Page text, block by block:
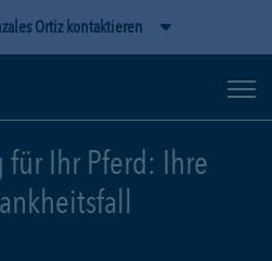
Ortiz kontaktieren
für Ihr Pferd: Ihre